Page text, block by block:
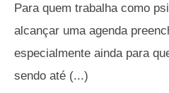
Para quem trabalha como
alcançar uma agenda
especialmente ainda para
sendo até